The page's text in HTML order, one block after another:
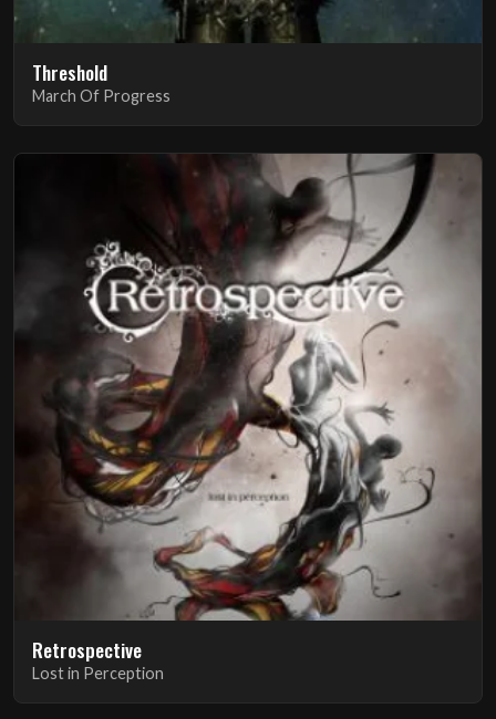
Threshold
March Of Progress
Retrospective
Lost in Perception